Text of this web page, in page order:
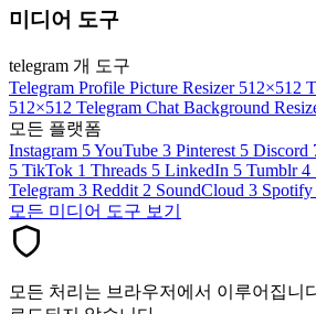
미디어 도구
telegram 개 도구
Telegram Profile Picture Resizer 512×512
512×512 Telegram Chat Background
모든 플랫폼
Instagram 5YouTube 3 Pinterest 5 Discord
5 TikTok 1 Threads 5 LinkedIn 5 Tumblr 4
Telegram 3 Reddit 2 SoundCloud 3 Spotify
모든 미디어 도구 보기
모든 처리는 브라우저에서 이루어집니